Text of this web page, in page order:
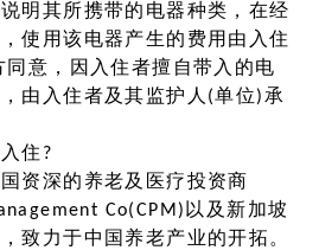
明其所携带的电器种类，在经
使用该电器产生的费用由入住
意，因入住者擅自带入的电
由入住者及其监护人(单位)承
住?
资深的养老及医疗投资商
Co(CPM)以及新加坡
致力于中国养老产业的开拓。